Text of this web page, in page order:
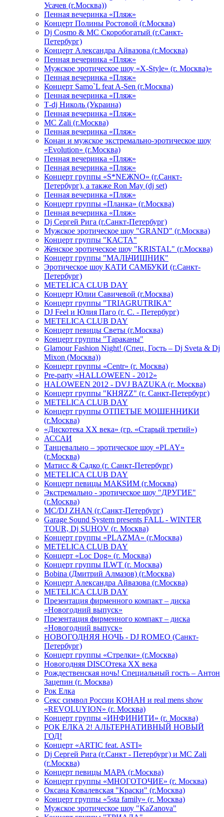
Усачев (г.Москва))
Пенная вечеринка «Пляж»
Концерт Полины Ростовой (г.Москва)
Dj Cosmo & МС Скоробогатый (г.Санкт-
Петербург)
Концерт Александра Айвазова (г.Москва)
Пенная вечеринка «Пляж»
Мужское эротическое шоу «X-Style» (г. Москва)»
Пенная вечеринка «Пляж»
Концерт Samo`L feat A-Sen (г.Москва)
Пенная вечеринка «Пляж»
Т-dj Николь (Украина)
Пенная вечеринка «Пляж»
МС Zali (г.Москва)
Пенная вечеринка «Пляж»
Конан и мужское экстремально-эротическое шоу
«Evolution» (г.Москва)
Пенная вечеринка «Пляж»
Пенная вечеринка «Пляж»
Концерт группы «S*NEЖNO» (г.Санкт-
Петербург), а также Ron May (dj set)
Пенная вечеринка «Пляж»
Концерт группы «Планка» (г.Москва)
Пенная вечеринка «Пляж»
Dj Сергей Рига (г.Санкт-Петербург)
Мужское эротическое шоу "GRAND" (г.Москва)
Концерт группы "КАСТА"
Женское эротическое шоу "KRISTAL" (г.Москва)
Концерт группы "МАЛЬЧИШНИК"
Эротическое шоу КАТИ САМБУКИ (г.Санкт-
Петербург)
METELICA CLUB DAY
Концерт Юлии Савичевой (г.Москва)
Концерт группы "TRIAGRUTRIKA"
DJ Feel и Юлия Паго (г. С. - Петербург)
METELICA CLUB DAY
Концерт певицы Светы (г.Москва)
Концерт группы "Тараканы"
Glamour Fashion Night! (Спец. Гость – Dj Sveta & Dj
Mixon (Москва))
Концерт группы «Centr» (г. Москва)
Pre-party «HALLOWEEN - 2012»
HALOWEEN 2012 - DVJ BAZUKA (г. Москва)
Концерт группы "КНЯZZ" (г. Санкт-Петербург)
METELICA CLUB DAY
Концерт группы ОТПЕТЫЕ МОШЕННИКИ
(г.Москва)
«Дискотека ХХ века» (гр. «Старый третий»)
АССАИ
Танцевально – эротическое шоу «PLAY»
(г.Москва)
Матисс & Садко (г. Санкт-Петербург)
METELICA CLUB DAY
Концерт певицы МАКSИМ (г.Москва)
Экстремально - эротическое шоу "ДРУГИЕ"
(г.Москва)
МС/DJ ZHAN (г.Санкт-Петербург)
Garage Sound System presents FALL - WINTER
TOUR, Dj SUHOV (г. Москва)
Концерт группы «PLAZMA» (г.Москва)
METELICA CLUB DAY
Концерт «Loc Dog» (г. Москва)
Концерт группы ILWT (г. Москва)
Bobina (Дмитрий Алмазов) (г.Москва)
Концерт Александра Айвазова (г.Москва)
METELICA CLUB DAY
Презентация фирменного компакт – диска
«Новогодний выпуск»
Презентация фирменного компакт – диска
«Новогодний выпуск»
НОВОГОДНЯЯ НОЧЬ - DJ ROMEO (Санкт-
Петербург)
Концерт группы «Стрелки» (г.Москва)
Новогодняя DISCOтека ХХ века
Рождественская ночь! Специальный гость – Антон
Зацепин (г. Москва)
Рок Елка
Секс символ России КОНАН и real mens show
«REVOLUYION» (г. Москва)
Концерт группы «ИНФИНИТИ» (г. Москва)
РОК ЕЛКА 2! АЛЬТЕРНАТИВНЫЙ НОВЫЙ
ГОД!
Концерт «ARTIC feat. ASTI»
Dj Сергей Рига (г.Санкт - Петербург) и MC Zali
(г.Москва)
Концерт певицы МАРА (г.Москва)
Концерт группы «МНОГОТОЧИЕ» (г. Москва)
Оксана Ковалевская "Краски" (г.Москва)
Концерт группы «5sta family» (г. Москва)
Мужское эротическое шоу "KaZanova"